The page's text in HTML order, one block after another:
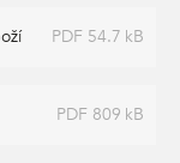
PDF 54.7 kB
PDF 809 kB